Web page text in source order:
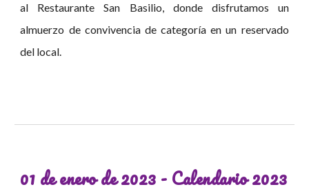
al Restaurante San Basilio, donde disfrutamos un
almuerzo de convivencia de categoría en un reservado
del local.
01 deenerode 2023 - Calendario 2023